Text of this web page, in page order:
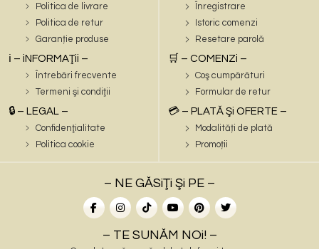
Politica de livrare
Politica de retur
Garanție produse
ℹ️ – iNFORMAŢii –
Întrebări frecvente
Termeni şi condiţii
🔒 – LEGAL –
Confidenţialitate
Politica cookie
Înregistrare
Istoric comenzi
Resetare parolă
🛒 – COMENZi –
Coş cumpărături
Formular de retur
💳 – PLATĂ Şi OFERTE –
Modalități de plată
Promoții
– NE GĂSiŢi Şi PE –
– TE SUNĂM NOi! –